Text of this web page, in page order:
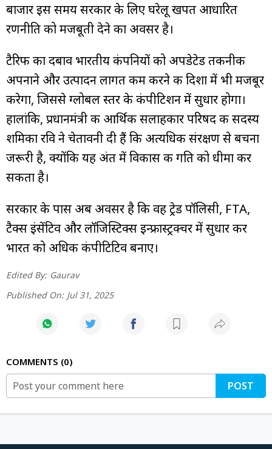
बाजार इस समय सरकार के लिए घरेलू खपत आधारित
रणनीति को मजबूती देने का अवसर है।
टैरिफ का दबाव भारतीय कंपनियों को अपडेटेड तकनीक
अपनाने और उत्पादन लागत कम करने की दिशा में भी मजबूर
करेगा, जिससे ग्लोबल स्तर के कंपीटिशन में सुधार होगा।
हालांकि, प्रधानमंत्री की आर्थिक सलाहकार परिषद की सदस्य
शमिका रवि ने चेतावनी दी हैं कि अत्यधिक संरक्षण से बचना
जरूरी है, क्योंकि यह अंत में विकास की गति को धीमा कर
सकता है।
सरकार के पास अब अवसर है कि वह ट्रेड पॉलिसी, FTA,
टैक्स इंसेंटिव और लॉजिस्टिक्स इन्फ्रास्ट्रक्चर में सुधार कर
भारत को अधिक कंपीटिटिव बनाए।
Edited By: Gaurav
Published On: Jul 31, 2025
COMMENTS 0
POST